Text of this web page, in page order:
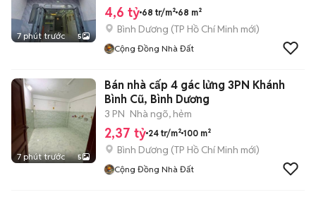
7 phút trước 5
4,6 tỷ 68 tr/m² 68 m²
Bình Dương (TP Hồ Chí Minh mới)
Cộng Đồng Nhà Đất
7 phút trước 5
Bán nhà cấp 4 gác lửng 3PN Khánh
Bình Cũ, Bình Dương
3 PN Nhà ngõ, hẻm
2,37 tỷ 24 tr/m² 100 m²
Bình Dương (TP Hồ Chí Minh mới)
Cộng Đồng Nhà Đất